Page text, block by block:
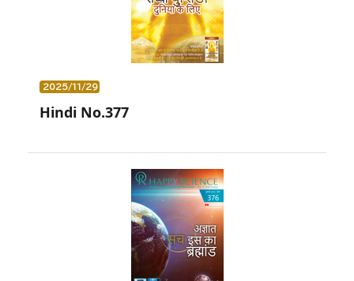
2025/11/29
Hindi No.377